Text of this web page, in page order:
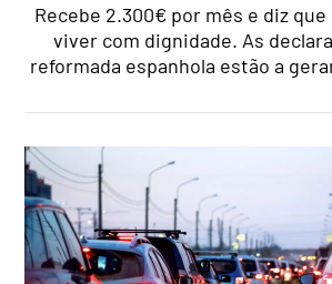
Recebe 2.300€ por mês e diz que
viver com dignidade. As
reformada espanhola estão a